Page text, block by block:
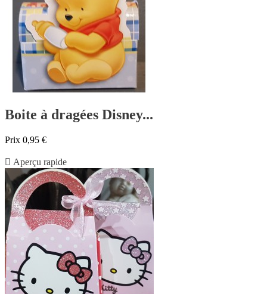
Boite à dragées Disney...
Prix 0,95 €
 Aperçu rapide